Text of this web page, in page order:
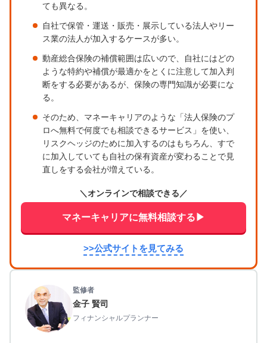
ても異なる。
自社で保管・運送・販売・展示している法人やリー
ス業の法人が加入するケースが多い。
動産総合保険の補償範囲は広いので、自社にはどの
ような特約や補償が最適かをとくに注意して加入判
断をする必要があるが、保険の専門知識が必要にな
る。
そのため、マネーキャリアのような「法人保険のプ
ロへ無料で何度でも相談できるサービス」を使い、
リスクヘッジのために加入するのはもちろん、すで
に加入していても自社の保有資産が変わることで見
直しをする会社が増えている。
＼オンラインで相談できる／
マネーキャリアに無料相談する▶︎
>>公式サイトを見てみる
監修者
金子 賢司
フィナンシャルプランナー